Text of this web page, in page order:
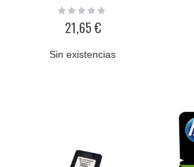
Rating:
21,65 €
Sin existencias